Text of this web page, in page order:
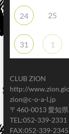
24 25
31 1
CLUB ZION
http://
zion@c-o-a-l.jp
〒460-0013 愛知
TEL:052-339-2331
FAX:052-339-2345